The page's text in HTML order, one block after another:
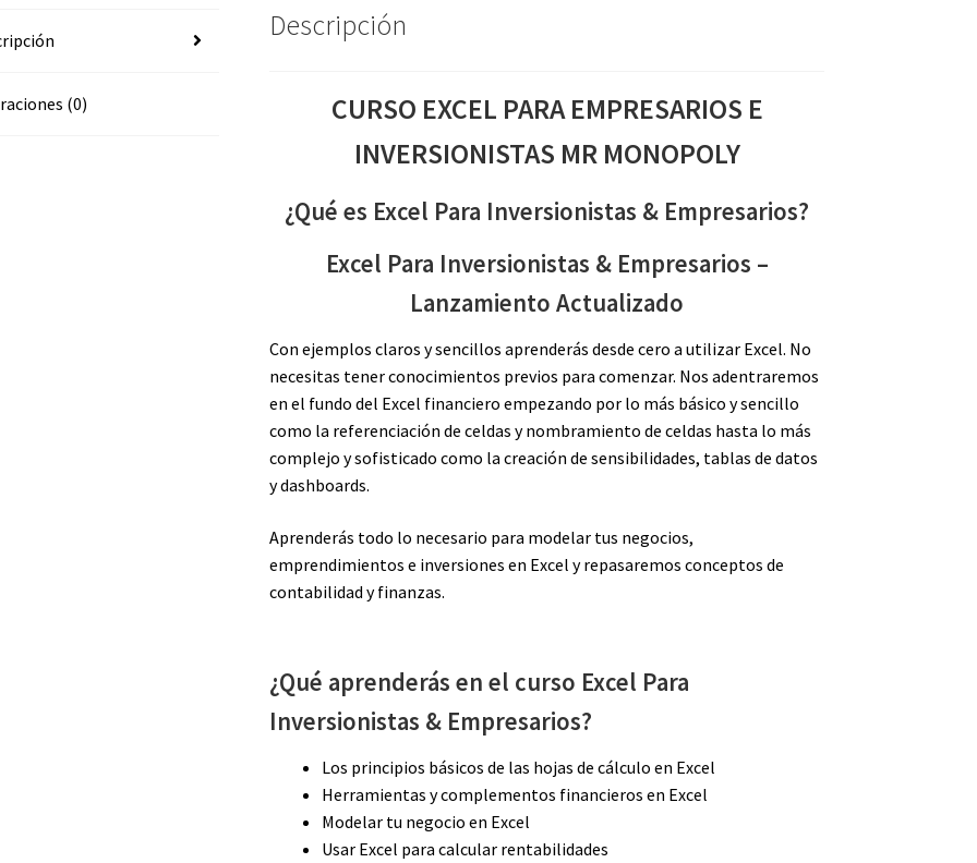
cantidad
(0)
Descripción
CURSO EXCEL PARA EMPRESARIOS E
INVERSIONISTAS MR MONOPOLY
¿Qué es Excel Para Inversionistas & Empresarios?
Excel Para Inversionistas & Empresarios –
Lanzamiento Actualizado
Con ejemplos claros y sencillos aprenderás desde cero a utilizar Excel. No
necesitas tener conocimientos previos para comenzar. Nos adentraremos
en el fundo del Excel financiero empezando por lo más básico y sencillo
como la referenciación de celdas y nombramiento de celdas hasta lo más
complejo y sofisticado como la creación de sensibilidades, tablas de datos
y dashboards.
Aprenderás todo lo necesario para modelar tus negocios,
emprendimientos e inversiones en Excel y repasaremos conceptos de
contabilidad y finanzas.
¿Qué aprenderás en el curso Excel Para
Inversionistas & Empresarios?
Los principios básicos de las hojas de cálculo en Excel
Herramientas y complementos financieros en Excel
Modelar tu negocio en Excel
Usar Excel para calcular rentabilidades